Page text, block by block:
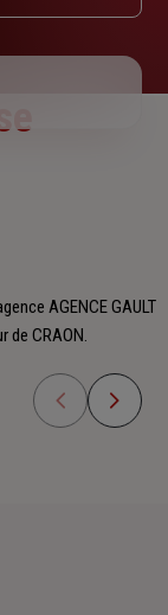
AGENCE GAULT
de CRAON.